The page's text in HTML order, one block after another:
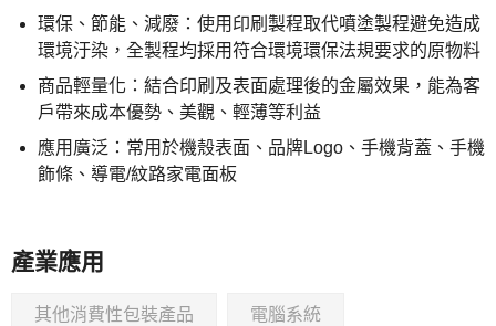
環保、節能、減廢：使用印刷製程取代噴塗製程避免造成
環境汙染，全製程均採用符合環境環保法規要求的原物料
商品輕量化：結合印刷及表面處理後的金屬效果，能為客
戶帶來成本優勢、美觀、輕薄等利益
應用廣泛：常用於機殼表面、品牌Logo、手機背蓋、手機
飾條、導電/紋路家電面板
產業應用
其他消費性包裝產品 電腦系統